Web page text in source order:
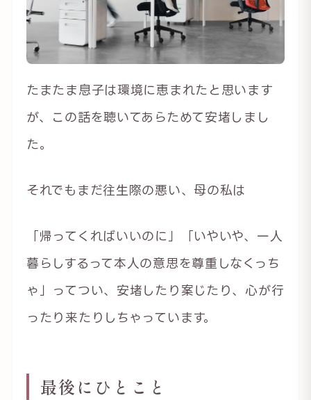
たまたま息子は環境に恵まれたと思います
が、この話を聴いてあらためて安堵しまし
た。
それでもまだ往生際の悪い、母の私は
「帰ってくればいいのに」「いやいや、一人
暮らしするって本人の意思を尊重しなくっち
ゃ」ってつい、安堵したり案じたり、心が行
ったり来たりしちゃっています。
最後にひとこと